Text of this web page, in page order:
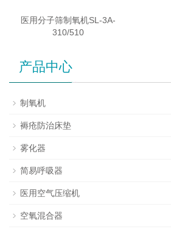
医用分子筛制氧机SL-3A-
310/510
产品中心
制氧机
褥疮防治床垫
雾化器
简易呼吸器
医用空气压缩机
空氧混合器